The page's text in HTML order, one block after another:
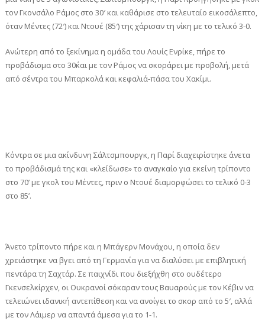
τον Γκονσάλο Ράμος στο 30′ και καθάρισε στο τελευταίο εικοσάλεπτο,
όταν Μέντες (72′) και Ντουέ (85′) της χάρισαν τη νίκη με το τελικό 3-0.
Ανώτερη από το ξεκίνημα η ομάδα του Λουίς Ενρίκε, πήρε το
προβάδισμα στο 30΄και με τον Ράμος να σκοράρει με προβολή, μετά
από σέντρα του Μπαρκολά και κεφαλιά-πάσα του Χακίμι.
Κόντρα σε μια ακίνδυνη Σάλτσμπουργκ, η Παρί διαχειρίστηκε άνετα
το προβάδισμά της και «κλείδωσε» το αναγκαίο για εκείνη τρίποντο
στο 70’ με γκολ του Μέντες, πριν ο Ντουέ διαμορφώσει το τελικό 0-3
στο 85’.
Άνετο τρίποντο πήρε και η Μπάγερν Μονάχου, η οποία δεν
χρειάστηκε να βγει από τη Γερμανία για να διαλύσει με επιβλητική
πεντάρα τη Σαχτάρ. Σε παιχνίδι που διεξήχθη στο ουδέτερο
Γκενσελκίρχεν, οι Ουκρανοί σόκαραν τους Βαυαρούς με τον Κέβιν να
τελειώνει ιδανική αντεπίθεση και να ανοίγει το σκορ από το 5′, αλλά
με τον Λάιμερ να απαντά άμεσα για το 1-1.